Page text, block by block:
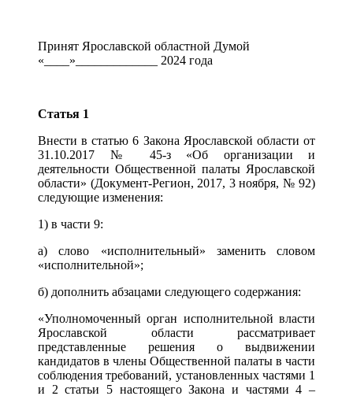
Принят Ярославской областной Думой
«____»_____________ 2024 года
Статья 1
Внести в статью 6 Закона Ярославской области от
31.10.2017 № 45-з «Об организации и
деятельности Общественной палаты Ярославской
области» (Документ-Регион, 2017, 3 ноября, № 92)
следующие изменения:
1) в части 9:
а) слово «исполнительный» заменить словом
«исполнительной»;
б) дополнить абзацами следующего содержания:
«Уполномоченный орган исполнительной власти
Ярославской области рассматривает
представленные решения о выдвижении
кандидатов в члены Общественной палаты в части
соблюдения требований, установленных частями 1
и 2 статьи 5 настоящего Закона и частями 4 –